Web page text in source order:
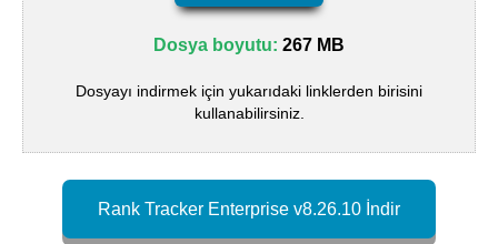
Dosya boyutu: 267 MB
Dosyayı indirmek için yukarıdaki linklerden birisini
kullanabilirsiniz.
Rank Tracker Enterprise v8.26.10 İndir